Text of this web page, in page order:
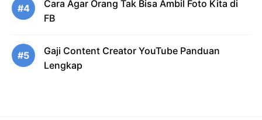
#4
Cara Agar Orang Tak Bisa Ambil Foto Kita di
FB
#5
Gaji Content Creator YouTube Panduan
Lengkap